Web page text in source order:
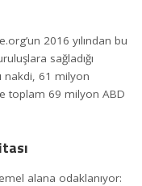
2016 yılından bu
sağladığı
nakdi, 61 milyon
toplam 69 milyon ABD
alana odaklanıyor: